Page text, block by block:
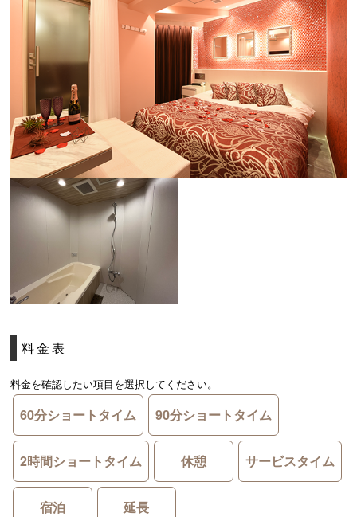
料金表
料金を確認したい項目を選択してください。
60分ショートタイム 90分ショートタイム
2時間ショートタイム 休憩 サービスタイム
宿泊 延長